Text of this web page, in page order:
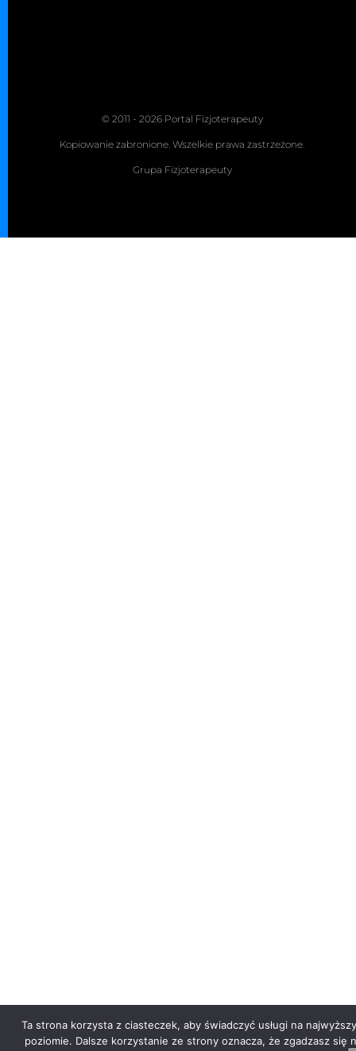
© 2011 - 2026 Portal Fizjoterapeuty
Kopiowanie zabronione. Wszelkie prawa zastrzeżone.
Grupa Fizjoterapeuty
Ta strona korzysta z ciasteczek, aby świadczyć usługi na
poziomie. Dalsze korzystanie ze strony oznacza, że zgadzasz się